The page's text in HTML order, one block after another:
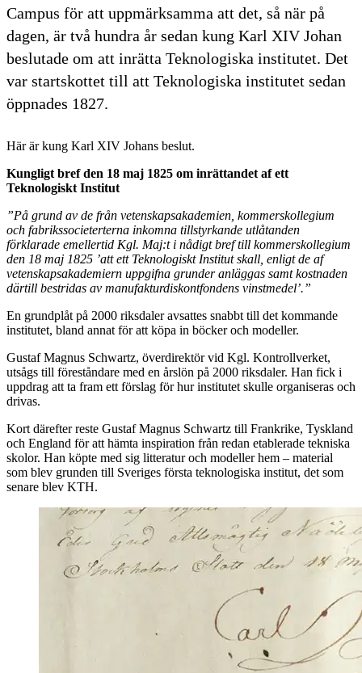
Campus för att uppmärksamma att det, så när på
dagen, är två hundra år sedan kung Karl XIV Johan
beslutade om att inrätta Teknologiska institutet. Det
var startskottet till att Teknologiska institutet sedan
öppnades 1827.
Här är kung Karl XIV Johans beslut.
Kungligt bref den 18 maj 1825 om inrättandet af ett
Teknologiskt Institut
”På grund av de från vetenskapsakademien, kommerskollegium
och fabrikssocieterterna inkomna tillstyrkande utlåtanden
förklarade emellertid Kgl. Maj:t i nådigt bref till kommerskollegium
den 18 maj 1825 ’att ett Teknologiskt Institut skall, enligt de af
vetenskapsakademiern uppgifna grunder anläggas samt kostnaden
därtill bestridas av manufakturdiskontfondens vinstmedel’.”
En grundplåt på 2000 riksdaler avsattes snabbt till det kommande
institutet, bland annat för att köpa in böcker och modeller.
Gustaf Magnus Schwartz, överdirektör vid Kgl. Kontrollverket,
utsågs till föreståndare med en årslön på 2000 riksdaler. Han fick i
uppdrag att ta fram ett förslag för hur institutet skulle organiseras och
drivas.
Kort därefter reste Gustaf Magnus Schwartz till Frankrike, Tyskland
och England för att hämta inspiration från redan etablerade tekniska
skolor. Han köpte med sig litteratur och modeller hem – material
som blev grunden till Sveriges första teknologiska institut, det som
senare blev KTH.